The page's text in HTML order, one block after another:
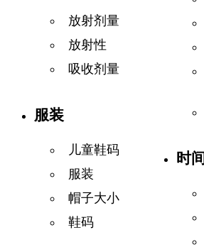
放射剂量
放射性
吸收剂量
服装
儿童鞋码
服装
帽子大小
鞋码
时间